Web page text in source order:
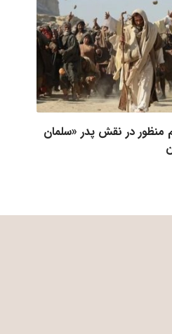
منظور در نقش پدر «سلمان